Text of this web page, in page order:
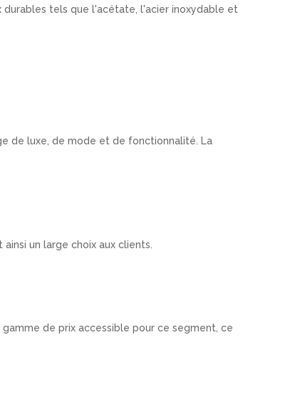
tels que l'acétate, l'acier inoxydable et
de luxe, de mode et de fonctionnalité. La
un large choix aux clients.
de prix accessible pour ce segment, ce